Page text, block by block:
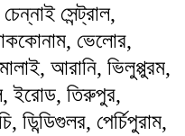
সেন্ট্রাল,
ভেলোর,
আরানি, ভিলুপ্পুরম,
ইরোড, তিরুপুর,
ডিন্ডিগুলর, পের্চিপুরাম,